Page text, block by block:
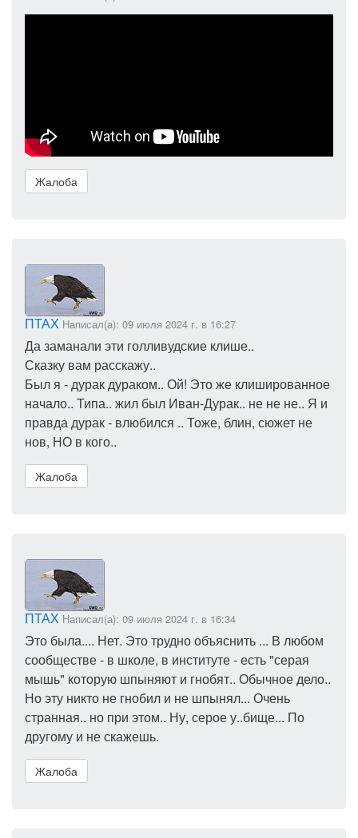
Жалоба
ПТАХ Написал(а): 09 июля 2024 г. в 16:27
Да заманали эти голливудские клише..
Сказку вам расскажу..
Был я - дурак дураком.. Ой! Это же клишированное
начало.. Типа.. жил был Иван-Дурак.. не не не.. Я и
правда дурак - влюбился .. Тоже, блин, сюжет не
нов, НО в кого..
Жалоба
ПТАХ Написал(а): 09 июля 2024 г. в 16:34
Это была.... Нет. Это трудно объяснить ... В любом
сообществе - в школе, в институте - есть "серая
мышь" которую шпыняют и гнобят.. Обычное дело..
Но эту никто не гнобил и не шпынял... Очень
странная.. но при этом.. Ну, серое у..бище... По
другому и не скажешь.
Жалоба